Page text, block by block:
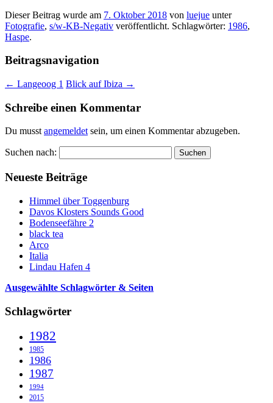
Dieser Beitrag wurde am 7. Oktober 2018 von luejue unter
Fotografie, s/w-KB-Negativ veröffentlicht. Schlagwörter: 1986,
Haspe.
Beitragsnavigation
← Langeoog 1 Blick auf Ibiza →
Schreibe einen Kommentar
Du musstangemeldetsein, um einen Kommentar abzugeben.
Suchen nach:
Neueste Beiträge
Himmel über Toggenburg
Davos Klosters Sounds Good
Bodenseefähre 2
black tea
Arco
Italia
Lindau Hafen 4
Ausgewählte Schlagwörter & Seiten
Schlagwörter
1982
1985
1986
1987
1994
2015